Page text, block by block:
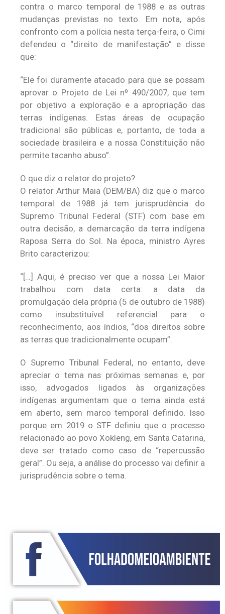
contra o marco temporal de 1988 e as outras
mudanças previstas no texto. Em nota, após
confronto com a polícia nesta terça-feira, o Cimi
defendeu o “direito de manifestação” e disse
que:
“Ele foi duramente atacado para que se possam
aprovar o Projeto de Lei nº 490/2007, que tem
por objetivo a exploração e a apropriação das
terras indígenas. Estas áreas de ocupação
tradicional são públicas e, portanto, de toda a
sociedade brasileira e a nossa Constituição não
permite tacanho abuso”.
O que diz o relator do projeto?
O relator Arthur Maia (DEM/BA) diz que o marco
temporal de 1988 já tem jurisprudência do
Supremo Tribunal Federal (STF) com base em
outra decisão, a demarcação da terra indígena
Raposa Serra do Sol. Na época, ministro Ayres
Brito caracterizou:
“[…] Aqui, é preciso ver que a nossa Lei Maior
trabalhou com data certa: a data da
promulgação dela própria (5 de outubro de 1988)
como insubstituível referencial para o
reconhecimento, aos índios, “dos direitos sobre
as terras que tradicionalmente ocupam”.
O Supremo Tribunal Federal, no entanto, deve
apreciar o tema nas próximas semanas e, por
isso, advogados ligados às organizações
indígenas argumentam que o tema ainda está
em aberto, sem marco temporal definido. Isso
porque em 2019 o STF definiu que o processo
relacionado ao povo Xokleng, em Santa Catarina,
deve ser tratado como caso de “repercussão
geral”. Ou seja, a análise do processo vai definir a
jurisprudência sobre o tema.